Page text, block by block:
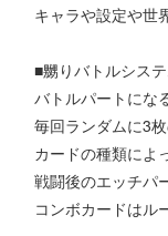
キャラや設定や世
■嬲りバトルシス
バトルパートにな
毎回ランダムに3
カードの種類によ
戦闘後のエッチパ
コンボカードはル